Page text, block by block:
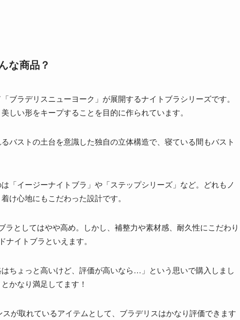
な商品？
ブラデリスニューヨーク」が展開するナイトブラシリーズです。
しい形をキープすることを目的に作られています。
バストの土台を意識した独自の立体構造で、寝ている間もバスト
「イージーナイトブラ」や「ステップシリーズ」など。どれもノ
け心地にもこだわった設計です。
としてはやや高め。しかし、補整力や素材感、耐久性にこだわり
ナイトブラといえます。
ちょっと高いけど、評価が高いなら…」という思いで購入しまし
かなり満足してます！
が取れているアイテムとして、ブラデリスはかなり評価できます